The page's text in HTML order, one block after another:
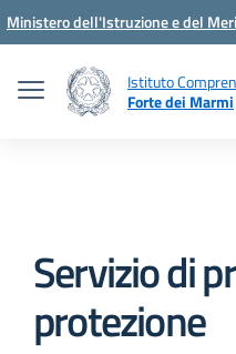
Vai ai contenuti
Vai al menu di navigazione
Vai al footer
Ministero dell'Istruzione e del
Istituto
Forte dei Marmi
Servizio di
protezione